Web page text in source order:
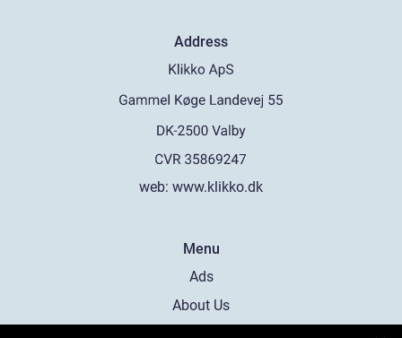
Address
web: www.klikko.dk
Menu
Ads
About Us